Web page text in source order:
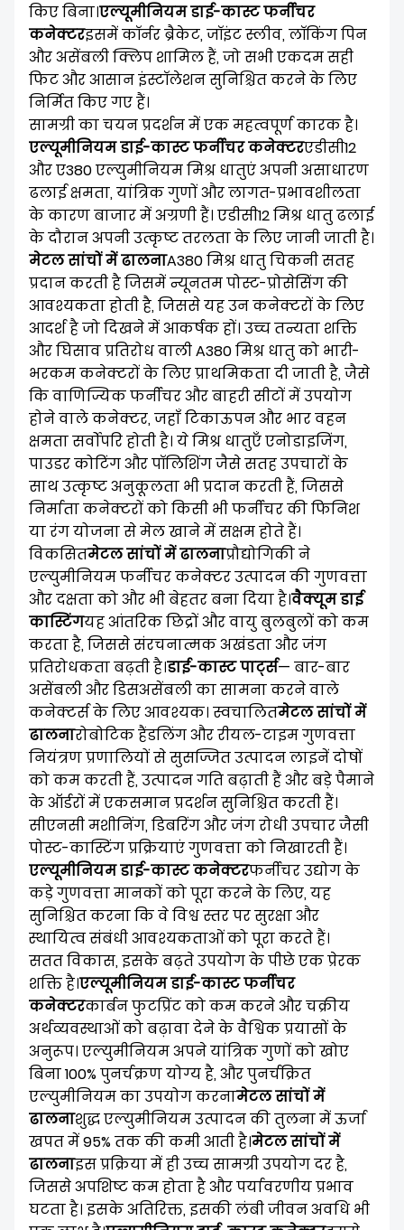
किए बिना।एल्यूमीनियम डाई-कास्ट फर्नीचर
कनेक्टरइसमें कॉर्नर ब्रैकेट, जॉइंट स्लीव, लॉकिंग पिन
और असेंबली क्लिप शामिल हैं, जो सभी एकदम सही
फिट और आसान इंस्टॉलेशन सुनिश्चित करने के लिए
निर्मित किए गए हैं।
सामग्री का चयन प्रदर्शन में एक महत्वपूर्ण कारक है।
एल्यूमीनियम डाई-कास्ट फर्नीचर कनेक्टरएडीसी12
और ए380 एल्युमीनियम मिश्र धातुएं अपनी असाधारण
ढलाई क्षमता, यांत्रिक गुणों और लागत-प्रभावशीलता
के कारण बाजार में अग्रणी हैं। एडीसी12 मिश्र धातु ढलाई
के दौरान अपनी उत्कृष्ट तरलता के लिए जानी जाती है।
मेटल सांचों में ढालनाA380 मिश्र धातु चिकनी सतह
प्रदान करती है जिसमें न्यूनतम पोस्ट-प्रोसेसिंग की
आवश्यकता होती है, जिससे यह उन कनेक्टरों के लिए
आदर्श है जो दिखने में आकर्षक हों। उच्च तन्यता शक्ति
और घिसाव प्रतिरोध वाली A380 मिश्र धातु को भारी-
भरकम कनेक्टरों के लिए प्राथमिकता दी जाती है, जैसे
कि वाणिज्यिक फर्नीचर और बाहरी सीटों में उपयोग
होने वाले कनेक्टर, जहाँ टिकाऊपन और भार वहन
क्षमता सर्वोपरि होती है। ये मिश्र धातुएँ एनोडाइजिंग,
पाउडर कोटिंग और पॉलिशिंग जैसे सतह उपचारों के
साथ उत्कृष्ट अनुकूलता भी प्रदान करती हैं, जिससे
निर्माता कनेक्टरों को किसी भी फर्नीचर की फिनिश
या रंग योजना से मेल खाने में सक्षम होते हैं।
विकसितमेटल सांचों में ढालनाप्रौद्योगिकी ने
एल्युमीनियम फर्नीचर कनेक्टर उत्पादन की गुणवत्ता
और दक्षता को और भी बेहतर बना दिया है।वैक्यूम डाई
कास्टिंगयह आंतरिक छिद्रों और वायु बुलबुलों को कम
करता है, जिससे संरचनात्मक अखंडता और जंग
प्रतिरोधकता बढ़ती है।डाई-कास्ट पार्ट्स— बार-बार
असेंबली और डिसअसेंबली का सामना करने वाले
कनेक्टर्स के लिए आवश्यक। स्वचालितमेटल सांचों में
ढालनारोबोटिक हैंडलिंग और रीयल-टाइम गुणवत्ता
नियंत्रण प्रणालियों से सुसज्जित उत्पादन लाइनें दोषों
को कम करती हैं, उत्पादन गति बढ़ाती हैं और बड़े पैमाने
के ऑर्डरों में एकसमान प्रदर्शन सुनिश्चित करती हैं।
सीएनसी मशीनिंग, डिबरिंग और जंग रोधी उपचार जैसी
पोस्ट-कास्टिंग प्रक्रियाएं गुणवत्ता को निखारती हैं।
एल्यूमीनियम डाई-कास्ट कनेक्टरफर्नीचर उद्योग के
कड़े गुणवत्ता मानकों को पूरा करने के लिए, यह
सुनिश्चित करना कि वे विश्व स्तर पर सुरक्षा और
स्थायित्व संबंधी आवश्यकताओं को पूरा करते हैं।
सतत विकास, इसके बढ़ते उपयोग के पीछे एक प्रेरक
शक्ति है।एल्यूमीनियम डाई-कास्ट फर्नीचर
कनेक्टरकार्बन फुटप्रिंट को कम करने और चक्रीय
अर्थव्यवस्थाओं को बढ़ावा देने के वैश्विक प्रयासों के
अनुरूप। एल्युमीनियम अपने यांत्रिक गुणों को खोए
बिना 100% पुनर्चक्रण योग्य है, और पुनर्चक्रित
एल्युमीनियम का उपयोग करनामेटल सांचों में
ढालनाशुद्ध एल्युमीनियम उत्पादन की तुलना में ऊर्जा
खपत में 95% तक की कमी आती है।मेटल सांचों में
ढालनाइस प्रक्रिया में ही उच्च सामग्री उपयोग दर है,
जिससे अपशिष्ट कम होता है और पर्यावरणीय प्रभाव
घटता है। इसके अतिरिक्त, इसकी लंबी जीवन अवधि भी